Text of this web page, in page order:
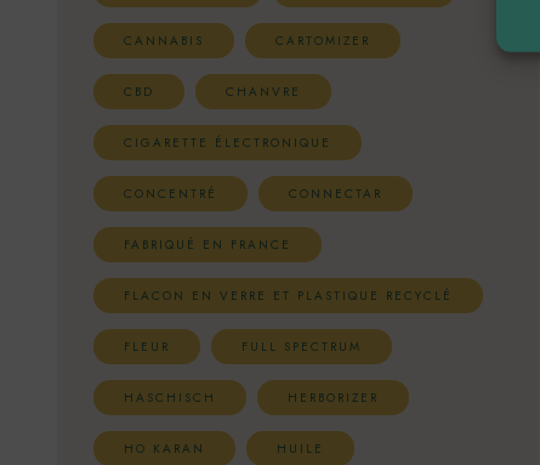
CANNABIS CARTOMIZER
CBD CHANVRE
CIGARETTE ÉLECTRONIQUE
CONCENTRÉ CONNECTAR
FABRIQUÉ EN FRANCE
FLACON EN VERRE ET PLASTIQUE RECYCLÉ
FLEUR FULL SPECTRUM
HASCHISCH HERBORIZER
HO KARAN HUILE